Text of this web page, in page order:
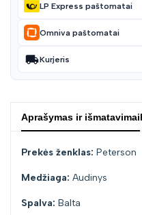
LP Express paštomatai
Omniva paštomatai
Kurjeris
Aprašymas ir išmatavimai
Prekės ženklas: Peterson
Medžiaga: Audinys
Spalva: Balta